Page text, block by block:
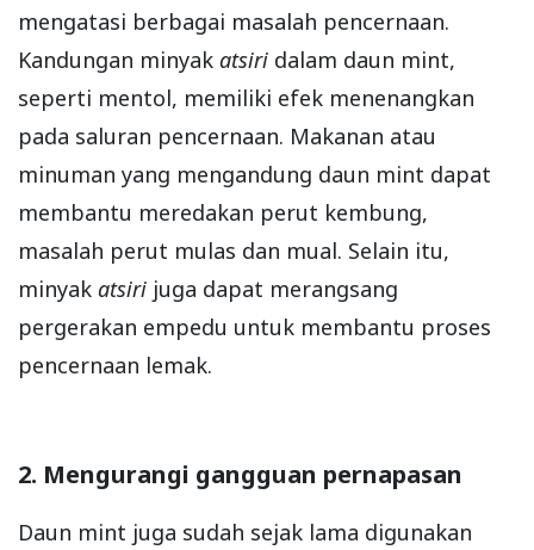
mengatasi berbagai masalah pencernaan.
Kandungan minyak atsiri dalam daun mint,
seperti mentol, memiliki efek menenangkan
pada saluran pencernaan. Makanan atau
minuman yang mengandung daun mint dapat
membantu meredakan perut kembung,
masalah perut mulas dan mual. Selain itu,
minyak atsiri juga dapat merangsang
pergerakan empedu untuk membantu proses
pencernaan lemak.
2. Mengurangi gangguan pernapasan
Daun mint juga sudah sejak lama digunakan